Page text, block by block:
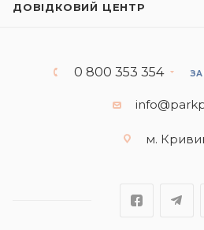
ДОВІДКОВИЙ ЦЕНТР
0 800 353 354
м.